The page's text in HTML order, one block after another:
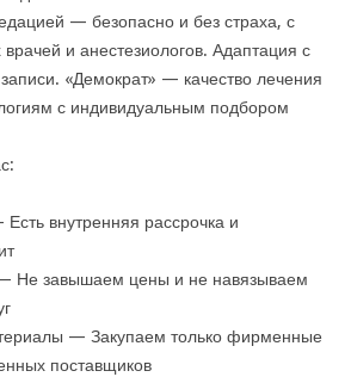
— безопасно и без страха, с
и анестезиологов. Адаптация с
«Демократ» — качество лечения
с индивидуальным подбором
внутренняя рассрочка и
Не завышаем цены и не навязываем
— Закупаем только фирменные
поставщиков